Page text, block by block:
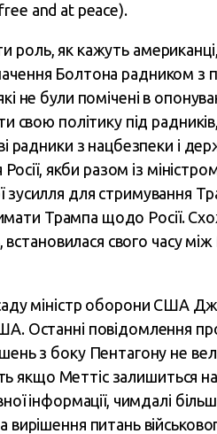
and at peace).
роль, як кажуть
Болтона радником з
не були помічені в
свою політику під
радники з нацбезпеки і
якби разом із
для стримування
Трампа щодо Росії.
свого часу між
міністр оборони США
Останні повідомлення
з боку Пентагону не
якщо Меттіс залишиться
інформації, чимдалі
питань